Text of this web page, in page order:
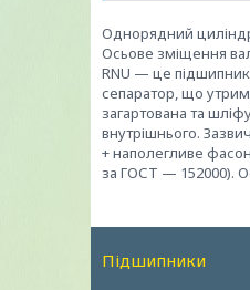
Однорядний
Осьове зміщення
RNU — це підшипник
сепаратор, що
загартована та
внутрішнього.
+ наполегливе
за ГОСТ — 152000).
Підшипники